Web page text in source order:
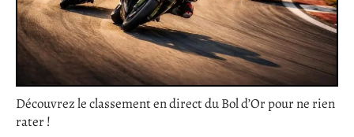
Découvrez le classement en direct du Bol d’Or pour ne rien
rater !